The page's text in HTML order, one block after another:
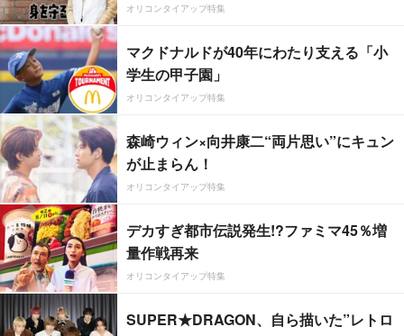
オリコンタイアップ特集
マクドナルドが40年にわたり支える「小
学生の甲子園」
オリコンタイアップ特集
森崎ウィン×向井康二“両片思い”にキュン
が止まらん！
オリコンタイアップ特集
デカすぎ都市伝説発生!?ファミマ45％増
量作戦再来
オリコンタイアップ特集
SUPER★DRAGON、自ら描いた”レトロ